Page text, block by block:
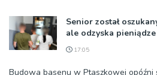
Senior został
ale odzyska pieniądze
17:05
Budowa basenu w Ptaszkowej opóźni